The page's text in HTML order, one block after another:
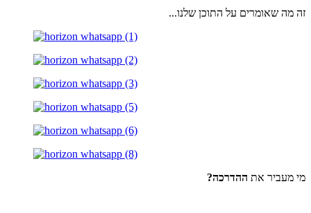
זה מה שאומרים על התוכן שלנו...
מי מעביר את ההדרכה?